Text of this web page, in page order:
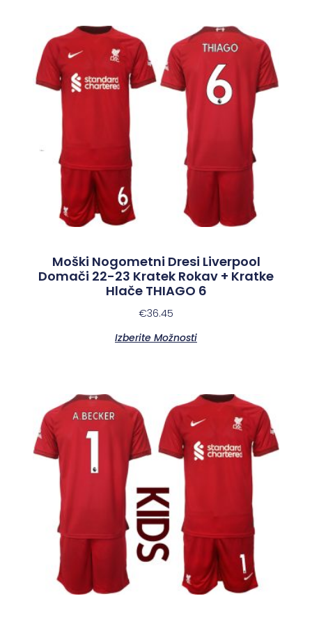
Moški Nogometni Dresi Liverpool
Domači 22-23 Kratek Rokav + Kratke
Hlače THIAGO 6
€36.45
Izberite Možnosti